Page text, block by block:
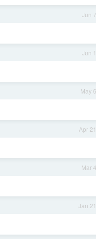
Jun 7
Jun 1
May 6
Apr 21
Mar 4
Jan 21